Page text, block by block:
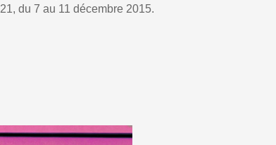
21, du 7 au 11 décembre 2015.